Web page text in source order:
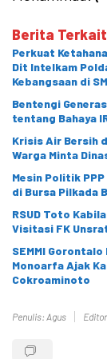
Berita Terkait
Perkuat
Dit Intelkam
Kebangsaan di
Bentengi
tentang Bahaya
Krisis Air Bersih
Warga Minta
Mesin Politik
di Bursa Pilkada
RSUD Toto
Visitasi FK
SEMMI
Monoarfa Ajak
Cokroaminoto
Penulis: Agus